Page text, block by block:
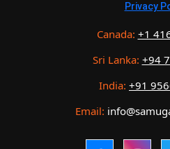
Privacy
Canada: +1
Sri Lanka: +94
India: +91
Email: